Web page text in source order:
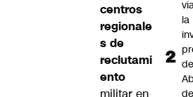
centros
regionale
s de
reclutami
ento
militar en
la
de